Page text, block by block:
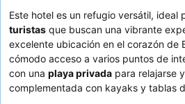
Este hotel es un refugio versátil, ideal
turistas que buscan una vibrante
excelente ubicación en el corazón de
cómodo acceso a varios puntos de
con una playa privada para relajarse
complementada con kayaks y tablas